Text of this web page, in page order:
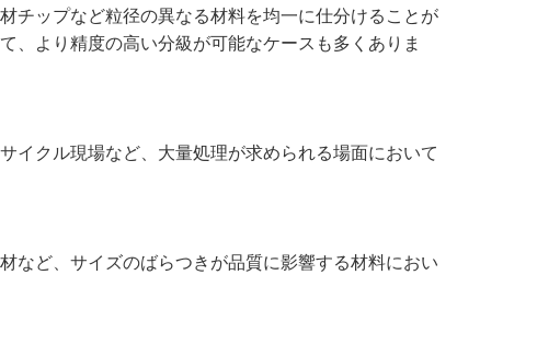
チップなど粒径の異なる材料を均一に仕分けることが
、より精度の高い分級が可能なケースも多くありま
イクル現場など、大量処理が求められる場面において
など、サイズのばらつきが品質に影響する材料におい